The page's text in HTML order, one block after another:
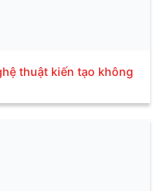
thuật kiến tạo không